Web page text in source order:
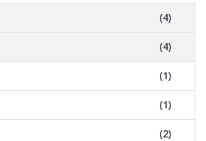
(4)
(4)
(1)
(1)
(2)